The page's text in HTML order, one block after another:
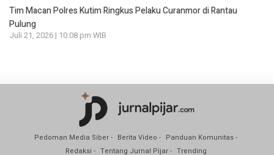
Tim Macan Polres Kutim Ringkus Pelaku Curanmor di Rantau
Pulung
Juli 21, 2026 | 10:08 pm WIB
Pedoman Media Siber Berita Video
Panduan Komunitas
Redaksi
Tentang Jurnal Pijar Trending